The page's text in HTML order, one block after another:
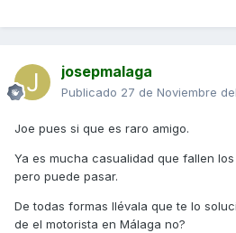
josepmalaga
Publicado 27 de Noviembre
Joe pues si que es raro amigo.
Ya es mucha casualidad que fallen
pero puede pasar.
De todas formas llévala que te lo
de el motorista en Málaga no?